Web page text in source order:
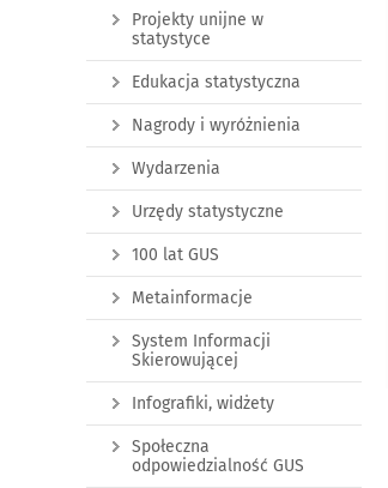
Projekty unijne w
statystyce
Edukacja statystyczna
Nagrody i wyróżnienia
Wydarzenia
Urzędy statystyczne
100 lat GUS
Metainformacje
System Informacji
Skierowującej
Infografiki, widżety
Społeczna
odpowiedzialność GUS